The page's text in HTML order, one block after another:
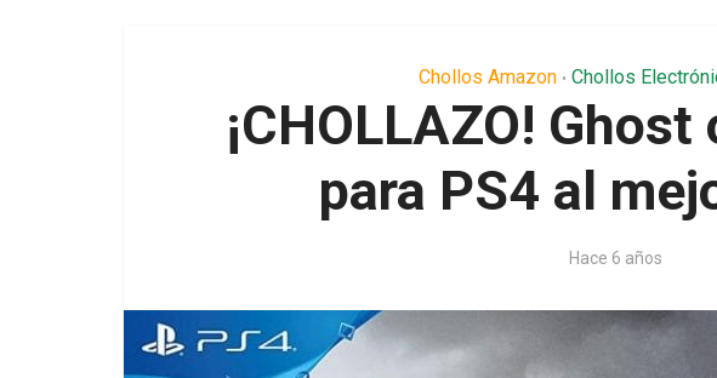
Chollos Amazon • Chollos
¡CHOLLAZO!
para PS4 al
Hace 6 años